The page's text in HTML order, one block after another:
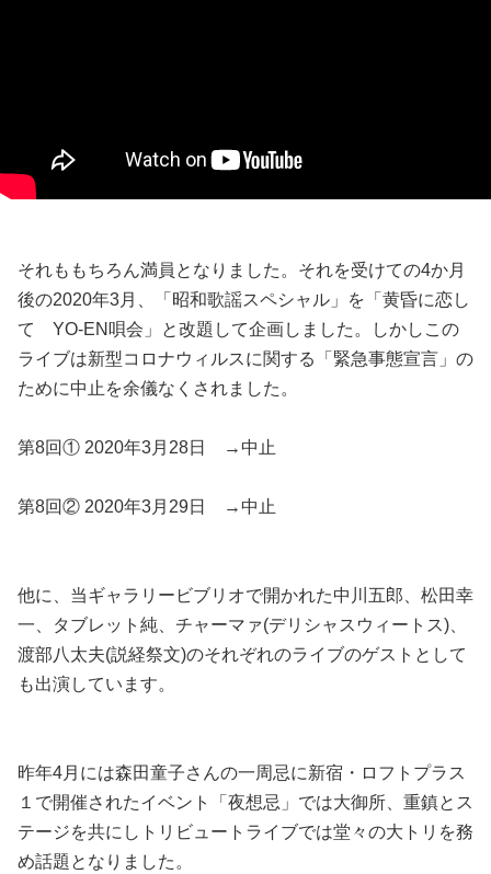
それももちろん満員となりました。それを受けての4か月
後の2020年3月、「昭和歌謡スペシャル」を「黄昏に恋し
て YO-EN唄会」と改題して企画しました。しかしこの
ライブは新型コロナウィルスに関する「緊急事態宣言」の
ために中止を余儀なくされました。
第8回① 2020年3月28日 →中止
第8回② 2020年3月29日 →中止
他に、当ギャラリービブリオで開かれた中川五郎、松田幸
一、タブレット純、チャーマァ(デリシャスウィートス)、
渡部八太夫(説経祭文)のそれぞれのライブのゲストとして
も出演しています。
昨年4月には森田童子さんの一周忌に新宿・ロフトプラス
１で開催されたイベント「夜想忌」では大御所、重鎮とス
テージを共にしトリビュートライブでは堂々の大トリを務
め話題となりました。